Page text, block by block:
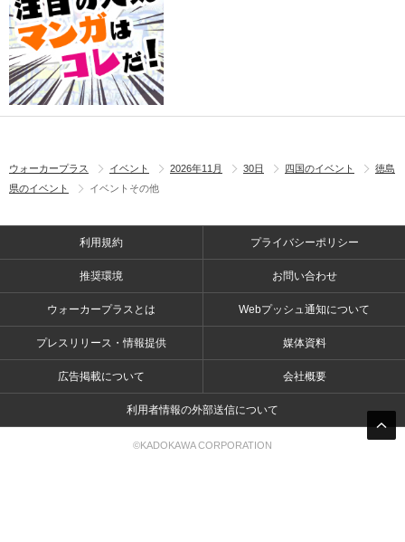
ウォーカープラス イベント 2026年11月 30日 四国のイベント
徳島
県のイベント
イベントその他
利用規約 プライバシーポリシー
推奨環境 お問い合わせ
ウォーカープラスとは Webプッシュ通知について
プレスリリース・情報提供 媒体資料
広告掲載について 会社概要
利用者情報の外部送信について
©KADOKAWA CORPORATION